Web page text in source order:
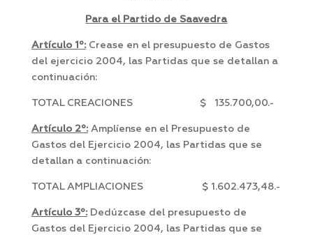
Para el Partido de Saavedra
Artículo 1º:Crease en el presupuesto de Gastos
del ejercicio 2004, las Partidas que se detallan a
continuación:
TOTAL CREACIONES $ 135.700,00.-
Artículo 2º:Amplíense en el Presupuesto de
Gastos del Ejercicio 2004, las Partidas que se
detallan a continuación:
TOTAL AMPLIACIONES $ 1.602.473,48.-
Artículo 3º:Dedúzcase del presupuesto de
Gastos del Ejercicio 2004, las Partidas que se